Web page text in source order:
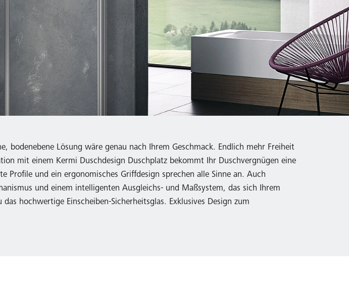
bodenebene Lösung wäre genau nach Ihrem Geschmack. Endlich mehr Freiheit
mit einem Kermi Duschdesign Duschplatz bekommt Ihr Duschvergnügen eine
Profile und ein ergonomisches Griffdesign sprechen alle Sinne an. Auch
und einem intelligenten Ausgleichs- und Maßsystem, das sich Ihrem
hochwertige Einscheiben-Sicherheitsglas. Exklusives Design zum